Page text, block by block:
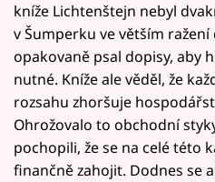
kníže Lichtenštejn nebyl
v Šumperku ve větším
opakovaně psal dopisy, aby
nutné. Kníže ale věděl, že
rozsahu zhoršuje
Ohrožovalo to obchodní
pochopili, že se na celé této
finančně zahojit. Dodnes se